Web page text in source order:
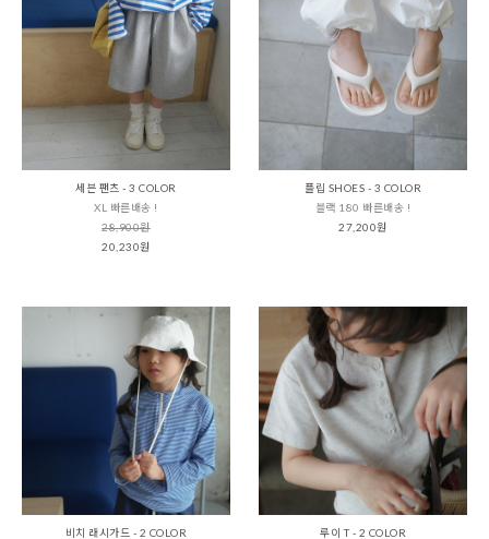
세븐 팬츠 - 3 COLOR
XL 빠른배송 !
28,900원
20,230원
플립 SHOES - 3 COLOR
블랙 180 빠른배송 !
27,200원
비치 래시가드 - 2 COLOR
루이 T - 2 COLOR